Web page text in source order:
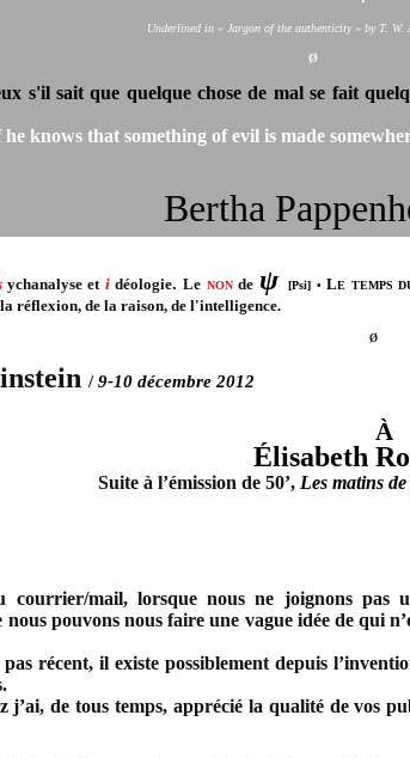
Underlined in « Jargon of the authenticity » by T. W.
Ø
s'il sait que quelque chose de mal se fait
knows that something of evil is made
Bertha
ychanalyse et i déologie.Le NONde ψ [Psi] • LE TEMPS
réflexion, de la raison, de l'intelligence.
Ø
/9-10 décembre 2012
À
Élisabeth
Suite à l’émission de 50’, Les matins
courrier/mail, lorsque nous ne joignons
pouvons nous faire une vague idée de qui
pas récent, il existe possiblement depuis
j’ai, de tous temps, apprécié la qualité de vos